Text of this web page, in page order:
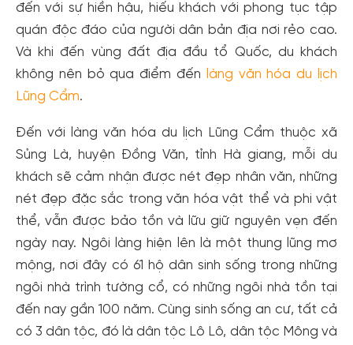
đến với sự hiền hậu, hiếu khách với phong tục tập
quán độc đáo của người dân bản địa nơi rẻo cao.
Và khi đến vùng đất địa đầu tổ Quốc, du khách
không nên bỏ qua điểm đến
làng văn hóa du lịch
Lũng Cẩm.
Đến với làng văn hóa du lịch Lũng Cẩm thuộc xã
Sủng Là, huyện Đồng Văn, tỉnh Hà giang, mỗi du
khách sẽ cảm nhận được nét đẹp nhân văn, những
nét đẹp đặc sắc trong văn hóa vật thể và phi vật
thể, vẫn được bảo tồn và lữu giữ nguyên vẹn đến
ngày nay. Ngôi làng hiện lên là một thung lũng mơ
mộng, nơi đây có 61 hộ dân sinh sống trong những
ngôi nhà trình tường cổ, có những ngôi nhà tồn tại
đến nay gần 100 năm. Cùng sinh sống an cư, tất cả
có 3 dân tộc, đó là dân tộc Lô Lô, dân tộc Mông và